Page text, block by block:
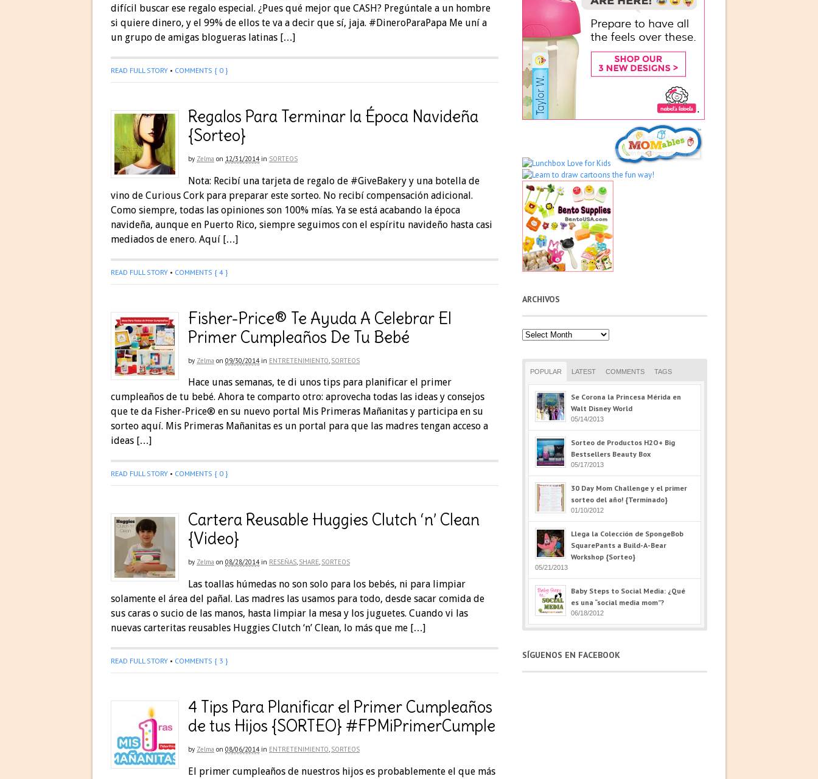
difícil buscar ese regalo especial. ¿Pues qué mejor que CASH? Pregúntale a un hombre
si quiere dinero, y el 99% de ellos te va a decir que sí, jaja. #DineroParaPapa Me uní a
un grupo de amigas blogueras latinas […]
READ FULL STORY • COMMENTS { 0 }
Regalos Para Terminar la Época Navideña
{Sorteo}
by Zelma on 12/31/2014 in SORTEOS
Nota: Recibí una tarjeta de regalo de #GiveBakery y una botella de
vino de Curious Cork para preparar este sorteo. No recibí compensación adicional.
Como siempre, todas las opiniones son 100% mías. Ya se está acabando la época
navideña, aunque en Puerto Rico, siempre seguimos con el espíritu navideño hasta casi
mediados de enero. Aquí […]
READ FULL STORY • COMMENTS { 4 }
Fisher-Price® Te Ayuda A Celebrar El
Primer Cumpleaños De Tu Bebé
by Zelma on 09/30/2014 in ENTRETENIMIENTO SORTEOS
Hace unas semanas, te di unos tips para planificar el primer
cumpleaños de tu bebé. Ahora te comparto otro: aprovecha todas las ideas y consejos
que te da Fisher-Price® en su nuevo portal Mis Primeras Mañanitas y participa en su
sorteo aquí. Mis Primeras Mañanitas es un portal para que las madres tengan acceso a
ideas […]
READ FULL STORY • COMMENTS { 0 }
Cartera Reusable Huggies Clutch ‘n’ Clean
{Video}
by Zelma on 08/28/2014 in RESEÑAS, SHARE, SORTEOS
Las toallas húmedas no son solo para los bebés, ni para limpiar
solamente el área del pañal. Las madres las usamos para todo, desde sacar comida de
sus caras o sucio de las manos, hasta limpiar la mesa y los juguetes. Cuando vi las
nuevas carteritas reusables Huggies Clutch ‘n’ Clean, lo más que me […]
READ FULL STORY • COMMENTS { 3 }
4 Tips Para Planificar el Primer Cumpleaños
de tus Hijos {SORTEO} #FPMiPrimerCumple
by Zelma on 08/06/2014 in ENTRETENIMIENTO, SORTEOS
El primer cumpleaños de nuestros hijos es probablemente el que más
ARCHIVOS
Archivos
POPULAR LATEST COMMENTS TAGS
Se Corona la Princesa Mérida en
Walt Disney World
05/14/2013
Sorteo de Productos H2O+ Big
Bestsellers Beauty Box
05/17/2013
30 Day Mom Challenge y el primer
sorteo del año! {Terminado}
01/10/2012
Llega la Colección de SpongeBob
SquarePants a Build-A-Bear
Workshop {Sorteo}
05/21/2013
Baby Steps to Social Media: ¿Qué
es una “social media mom”?
06/18/2012
SÍGUENOS EN FACEBOOK